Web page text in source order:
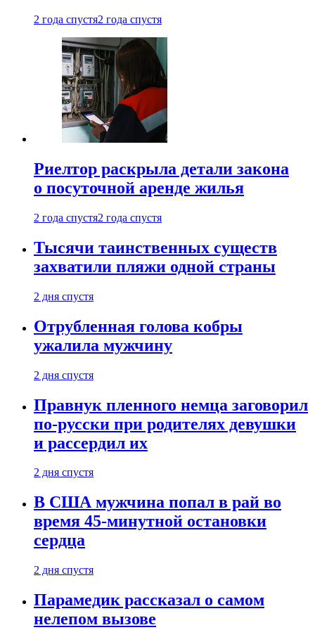
2 года спустя2 года спустя
Риелтор раскрыла детали закона
о посуточной аренде жилья
2 года спустя2 года спустя
Тысячи таинственных существ
захватили пляжи одной страны
2 дня спустя
Отрубленная голова кобры
ужалила мужчину
2 дня спустя
Правнук пленного немца заговорил
по-русски при родителях девушки
и рассердил их
2 дня спустя
В США мужчина попал в рай во
время 45-минутной остановки
сердца
2 дня спустя
Парамедик рассказал о самом
нелепом вызове